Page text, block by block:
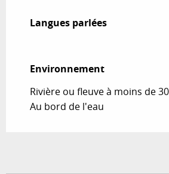
Langues parlées
Langues parlées
Environnement
Environnement
Rivière ou fleuve à moins de
Au bord de l'eau